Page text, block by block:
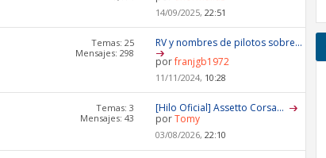
14/09/2025,22:51
Temas: 25
Mensajes: 298
RV y nombres de pilotos sobre...
porfranjgb1972
11/11/2024, 10:28
Temas: 3
Mensajes: 43
[Hilo Oficial] Assetto Corsa...
porTomy
03/08/2026,22:10